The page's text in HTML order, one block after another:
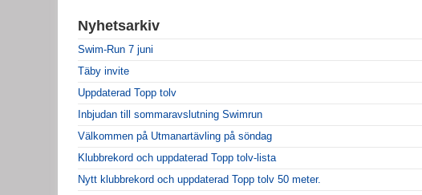
Nyhetsarkiv
Swim-Run 7 juni
Täby invite
Uppdaterad Topp tolv
Inbjudan till sommaravslutning Swimrun
Välkommen på Utmanartävling på söndag
Klubbrekord och uppdaterad Topp tolv-lista
Nytt klubbrekord och uppdaterad Topp tolv 50 meter.